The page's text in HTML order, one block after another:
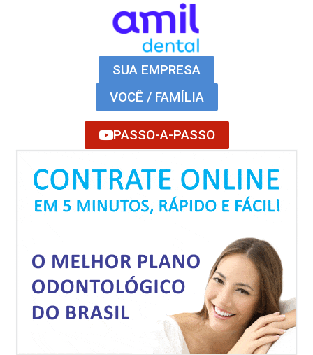
SUA EMPRESA
VOCÊ / FAMÍLIA
PASSO-A-PASSO